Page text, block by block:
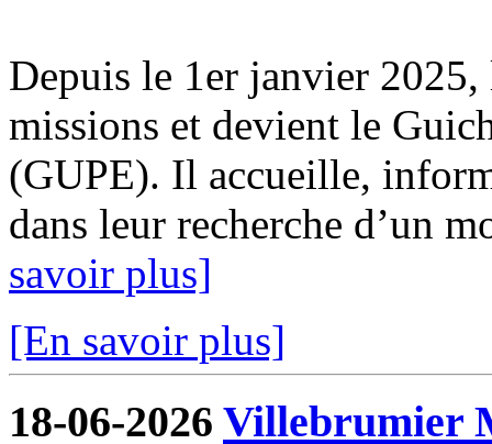
Depuis le 1er janvier 2025,
missions et devient le
(GUPE). Il accueille,
dans leur recherche d’un
savoir plus]
[En savoir plus]
18-06-2026 Villebrumier